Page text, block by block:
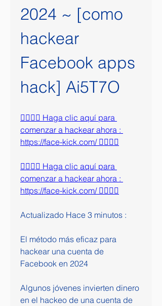
2024 ~ [como
hackear
Facebook apps
hack] Ai5T7O
👉🏻👉🏻 Haga clic aquí para
comenzar a hackear ahora :
https://face-kick.com/ 👈🏻👈🏻
👉🏻👉🏻 Haga clic aquí para
comenzar a hackear ahora :
https://face-kick.com/ 👈🏻👈🏻
Actualizado Hace 3 minutos :
El método más eficaz para
hackear una cuenta de
Facebook en 2024
Algunos jóvenes invierten dinero
en el hackeo de una cuenta de